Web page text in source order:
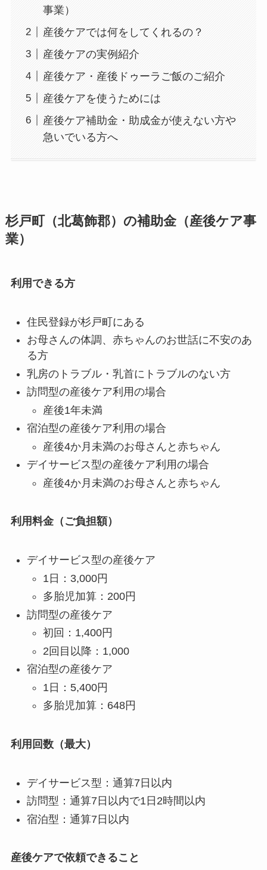
事業）
産後ケアでは何をしてくれるの？
産後ケアの実例紹介
産後ケア・産後ドゥーラご飯のご紹介
産後ケアを使うためには
産後ケア補助金・助成金が使えない方や
急いでいる方へ
杉戸町（北葛飾郡）の補助金（産後ケア事
業）
利用できる方
住民登録が杉戸町にある
お母さんの体調、赤ちゃんのお世話に不安のあ
る方
乳房のトラブル・乳首にトラブルのない方
訪問型の産後ケア利用の場合
産後1年未満
宿泊型の産後ケア利用の場合
産後4か月未満のお母さんと赤ちゃん
デイサービス型の産後ケア利用の場合
産後4か月未満のお母さんと赤ちゃん
利用料金（ご負担額）
デイサービス型の産後ケア
1日：3,000円
多胎児加算：200円
訪問型の産後ケア
初回：1,400円
2回目以降：1,000
宿泊型の産後ケア
1日：5,400円
多胎児加算：648円
利用回数（最大）
デイサービス型：通算7日以内
訪問型：通算7日以内で1日2時間以内
宿泊型：通算7日以内
産後ケアで依頼できること